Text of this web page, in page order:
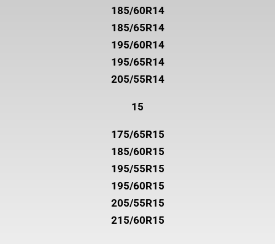
185/60R14
185/65R14
195/60R14
195/65R14
205/55R14
15
175/65R15
185/60R15
195/55R15
195/60R15
205/55R15
215/60R15